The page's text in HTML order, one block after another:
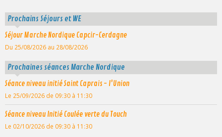
Prochains Séjours et WE
Séjour Marche Nordique Capcir-Cerdagne
Du 25/08/2026 au 28/08/2026
Prochaines séances Marche Nordique
Séance niveau initié Saint Caprais - l'Union
Le 25/09/2026 de 09:30 à 11:30
Séance niveau Initié Coulée verte du Touch
Le 02/10/2026 de 09:30 à 11:30